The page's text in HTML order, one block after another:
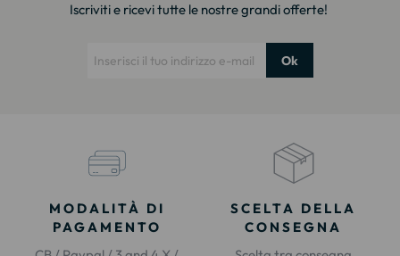
Iscriviti e ricevi tutte le nostre grandi offerte!
Ok
MODALITÀ DI
PAGAMENTO
SCELTA DELLA
CONSEGNA